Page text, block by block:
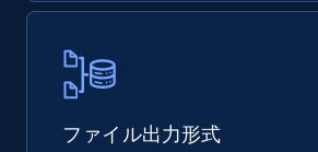
URL, Product id, Title, Original
eCommerce
ファイル出力形式